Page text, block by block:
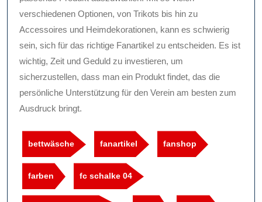
verschiedenen Optionen, von Trikots bis hin zu
Accessoires und Heimdekorationen, kann es schwierig
sein, sich für das richtige Fanartikel zu entscheiden. Es ist
wichtig, Zeit und Geduld zu investieren, um
sicherzustellen, dass man ein Produkt findet, das die
persönliche Unterstützung für den Verein am besten zum
Ausdruck bringt.
bettwäsche fanartikel fanshop
farben fc schalke 04